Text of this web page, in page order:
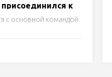
к
с основной командой.